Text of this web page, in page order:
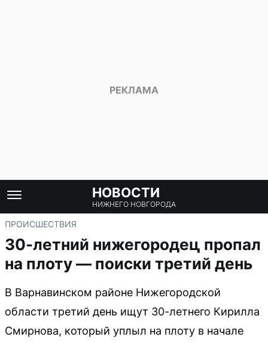
НОВОСТИ
НИЖНЕГО НОВГОРОДА
ПРОИСШЕСТВИЯ
30-летний нижегородец пропал
на плоту — поиски третий день
В Варнавинском районе Нижегородской
области третий день ищут 30-летнего Кирилла
Смирнова, который уплыл на плоту в начале